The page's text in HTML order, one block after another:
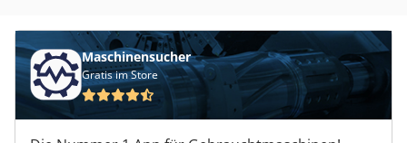
Maschinensucher
Gratis im Store